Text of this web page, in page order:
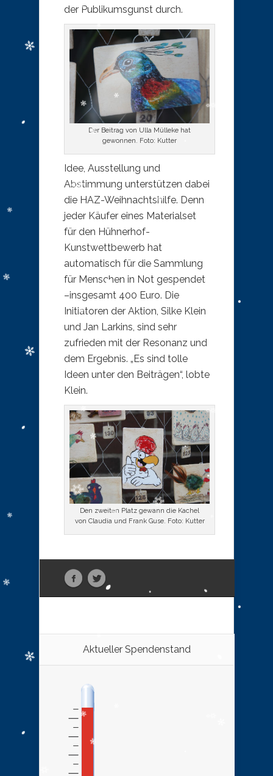
der Publikumsgunst durch.
Der Beitrag von Ulla Mülleke hat
gewonnen. Foto: Kutter
Idee, Ausstellung und
Abstimmung unterstützen dabei
die HAZ-Weihnachtshilfe. Denn
jeder Käufer eines Materialset
für den Hühnerhof-
Kunstwettbewerb hat
automatisch für die Sammlung
für Menschen in Not gespendet
–insgesamt 400 Euro. Die
Initiatoren der Aktion, Silke Klein
und Jan Larkins, sind sehr
zufrieden mit der Resonanz und
dem Ergebnis. „Es sind tolle
Ideen unter den Beiträgen“, lobte
Klein.
Den zweiten Platz gewann die Kachel
von Claudia und Frank Guse. Foto: Kutter
Aktueller Spendenstand